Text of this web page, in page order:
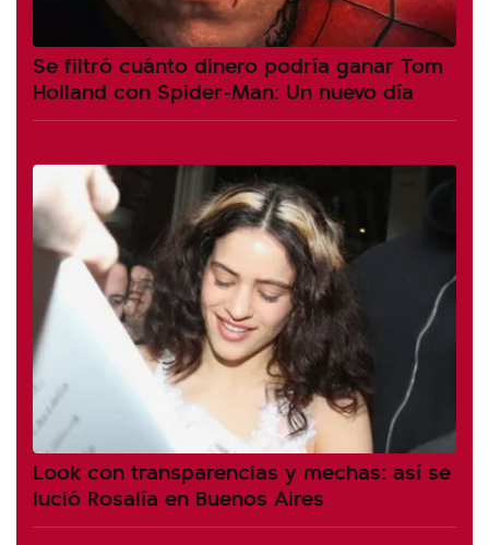
Se filtró cuánto dinero podría ganar Tom
Holland con Spider-Man: Un nuevo día
Look con transparencias y mechas: así se
lució Rosalía en Buenos Aires